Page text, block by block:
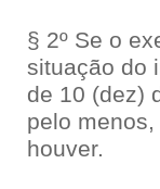
§ 2º Se o
situação do
de 10 (dez)
pelo
houver.